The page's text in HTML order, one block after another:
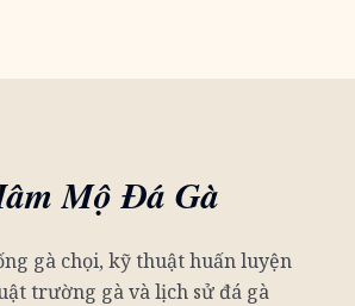
Mộ Đá Gà
gà chọi, kỹ thuật huấn luyện
trường gà và lịch sử đá gà